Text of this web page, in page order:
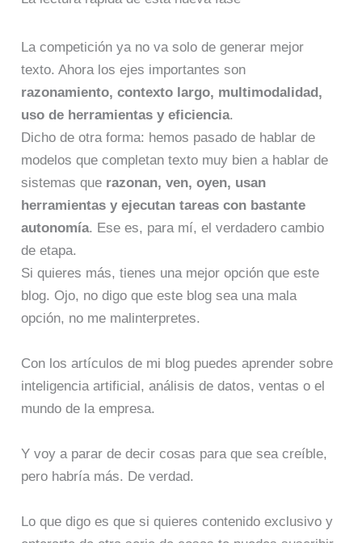
La competición ya no va solo de generar mejor
texto. Ahora los ejes importantes son
razonamiento, contexto largo, multimodalidad,
uso de herramientas y eficiencia.
Dicho de otra forma: hemos pasado de hablar de
modelos que completan texto muy bien a hablar de
sistemas que razonan, ven, oyen, usan
herramientas y ejecutan tareas con bastante
autonomía. Ese es, para mí, el verdadero cambio
de etapa.
Si quieres más, tienes una mejor opción que este
blog. Ojo, no digo que este blog sea una mala
opción, no me malinterpretes.
Con los artículos de mi blog puedes aprender sobre
inteligencia artificial, análisis de datos, ventas o el
mundo de la empresa.
Y voy a parar de decir cosas para que sea creíble,
pero habría más. De verdad.
Lo que digo es que si quieres contenido exclusivo y